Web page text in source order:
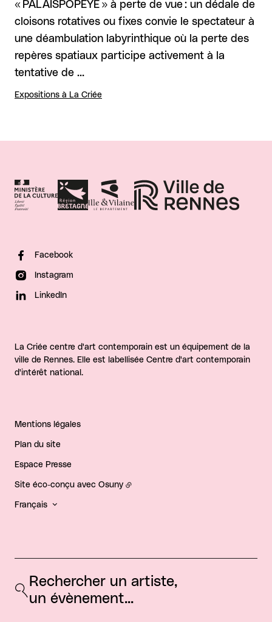
« PALAISPOPEYE » à perte de vue : un dédale de
cloisons rotatives ou fixes convie le spectateur à
une déambulation labyrinthique où la perte des
repères spatiaux participe activement à la
tentative de …
Expositions à La Criée
Facebook
Instagram
LinkedIn
La Criée centre d'art contemporain est un équipement de la
ville de Rennes. Elle est labellisée Centre d'art contemporain
d'intérêt national.
Mentions légales
Plan du site
Espace Presse
Site éco-conçu avec Osuny
Français
Rechercher un artiste,
un évènement...